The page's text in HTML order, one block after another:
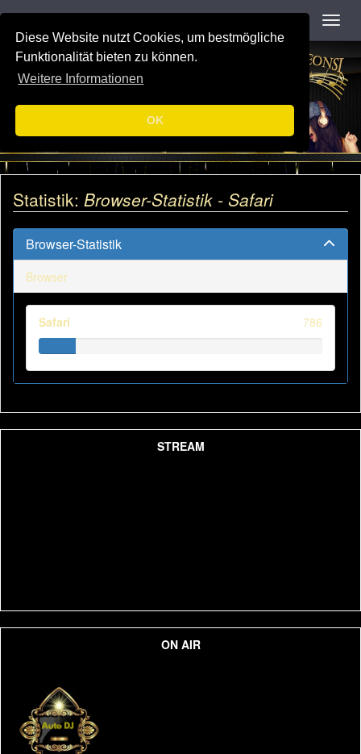
Diese Website nutzt Cookies, um bestmögliche
Funktionalität bieten zu können.
Weitere Informationen
OK
Navigation
Statistik: Browser-Statistik - Safari
Browser-Statistik
Browser
Safari 786
STREAM
ON AIR